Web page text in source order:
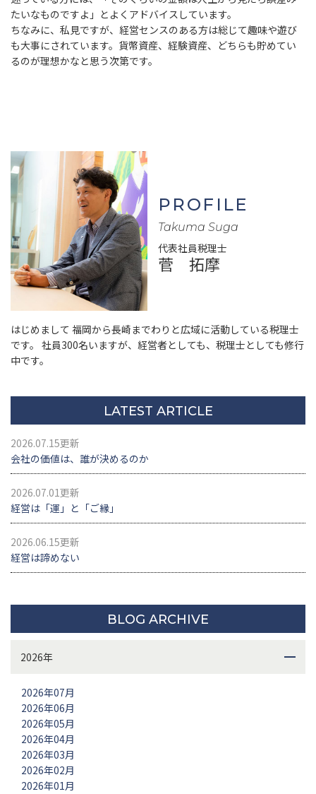
たいなものですよ」とよくアドバイスしています。
ちなみに、私見ですが、経営センスのある方は総じて趣味や遊び
も大事にされています。貨幣資産、経験資産、どちらも貯めてい
るのが理想かなと思う次第です。
PROFILE
Takuma Suga
代表社員税理士
菅 拓摩
はじめまして 福岡から長崎までわりと広域に活動している税理士
です。 社員300名いますが、経営者としても、税理士としても修行
中です。
LATEST ARTICLE
2026.07.15更新
会社の価値は、誰が決めるのか
2026.07.01更新
経営は「運」と「ご縁」
2026.06.15更新
経営は諦めない
BLOG ARCHIVE
2026年
2026年07月
2026年06月
2026年05月
2026年04月
2026年03月
2026年02月
2026年01月